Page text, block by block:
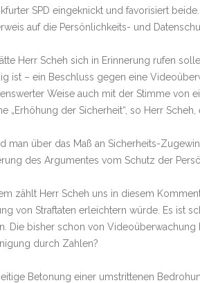
SPD eingeknickt und favorisiert
auf die Persönlichkeits- und
Herr Scheh sich in Erinnerung rufen
ist – ein Beschluss gegen eine
Weise auch mit der Stimme von
„Erhöhung der Sicherheit“, so Herr
man über das Maß an Sicherheits-
des Argumentes vom Schutz der
zählt Herr Scheh uns in diesem
von Straftaten erleichtern würde. Es ist
Die bisher schon von
durch Zahlen?
Betonung einer umstrittenen